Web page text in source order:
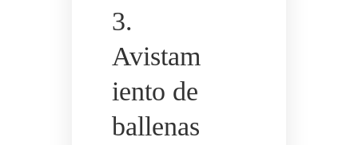
3.
Avistam
iento de
ballenas